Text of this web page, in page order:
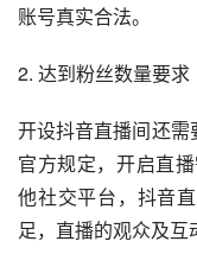
账号真实合法。
2. 达到粉丝数量要求
开设抖音直播间还
官方规定，开启直
他社交平台，抖音
足，直播的观众及互